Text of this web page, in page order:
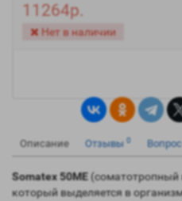
11264р.
Нет в наличии
Описание Отзывы 0
Somatex 50ME (соматотропный
который выделяется в